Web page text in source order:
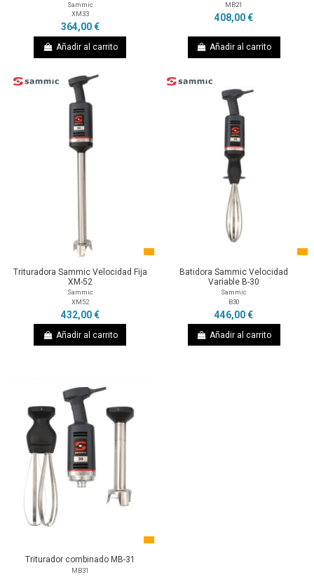
Sammic
XM33
364,00 €
Añadir al carrito
MB21
408,00 €
Añadir al carrito
Trituradora Sammic Velocidad Fija
XM-52
Sammic
XM52
432,00 €
Añadir al carrito
Batidora Sammic Velocidad
Variable B-30
Sammic
B30
446,00 €
Añadir al carrito
Triturador combinado MB-31
MB31